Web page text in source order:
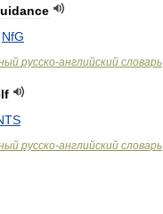
NfG
русско-английский словарь
русско-английский словарь